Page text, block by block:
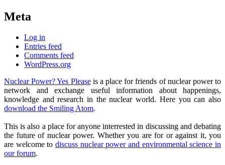
Meta
Log in
Entries feed
Comments feed
WordPress.org
Nuclear Power? Yes Pleaseis a place for friends of nuclear power to
network and exchange useful information about happenings,
knowledge and research in the nuclear world. Here you can also
download the Smiling Atom.
This is also a place for anyone interrested in discussing and debating
the future of nuclear power. Whether you are for or against it, you
are welcome to discuss nuclear power and environmental science in
our forum.